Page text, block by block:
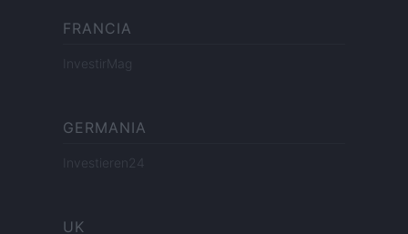
FRANCIA
InvestirMag
GERMANIA
Investieren24
UK